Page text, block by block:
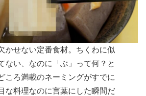
かせない定番食材。ちくわに似
ない、なのに「ぶ」って何？と
ころ満載のネーミングがすでに
な料理なのに言葉にした瞬間だ